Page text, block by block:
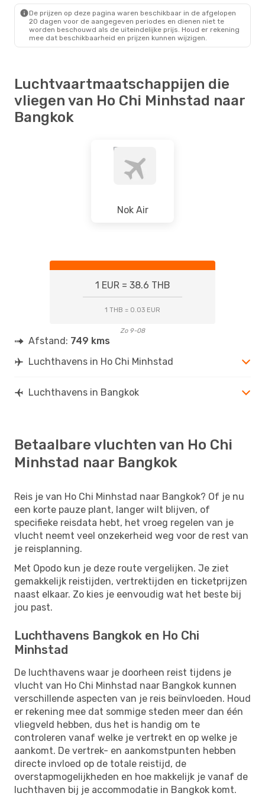
BKK - SGN
De prijzen op deze pagina waren beschikbaar in de afgelopen
20 dagen voor de aangegeven periodes en dienen niet te
worden beschouwd als de uiteindelijke prijs. Houd er rekening
mee dat beschikbaarheid en prijzen kunnen wijzigen.
Luchtvaartmaatschappijen die
vliegen van Ho Chi Minhstad naar
Bangkok
Nok Air
1 EUR = 38.6 THB
1 THB = 0.03 EUR
Zo 9-08
Afstand: 749 kms
Luchthavens in Ho Chi Minhstad
Luchthavens in Bangkok
Betaalbare vluchten van Ho Chi
Minhstad naar Bangkok
Reis je van Ho Chi Minhstad naar Bangkok? Of je nu
een korte pauze plant, langer wilt blijven, of
specifieke reisdata hebt, het vroeg regelen van je
vlucht neemt veel onzekerheid weg voor de rest van
je reisplanning.
Met Opodo kun je deze route vergelijken. Je ziet
gemakkelijk reistijden, vertrektijden en ticketprijzen
naast elkaar. Zo kies je eenvoudig wat het beste bij
jou past.
Luchthavens Bangkok en Ho Chi
Minhstad
De luchthavens waar je doorheen reist tijdens je
vlucht van Ho Chi Minhstad naar Bangkok kunnen
verschillende aspecten van je reis beïnvloeden. Houd
er rekening mee dat sommige steden meer dan één
vliegveld hebben, dus het is handig om te
controleren vanaf welke je vertrekt en op welke je
aankomt. De vertrek- en aankomstpunten hebben
directe invloed op de totale reistijd, de
overstapmogelijkheden en hoe makkelijk je vanaf de
luchthaven bij je accommodatie in Bangkok komt.